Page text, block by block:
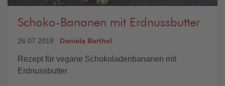
Schoko-Bananen mit Erdnussbutter
26.07.2018 Daniela Barthel
Rezept für vegane Schokoladenbananen mit
Erdnussbutter